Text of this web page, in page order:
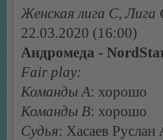
Женская лига С, Лига
22.03.2020 (16:00)
Андромеда -
Fair play:
Команды А: хорошо
Команды В: хорошо
Судья: Хасаев Руслан